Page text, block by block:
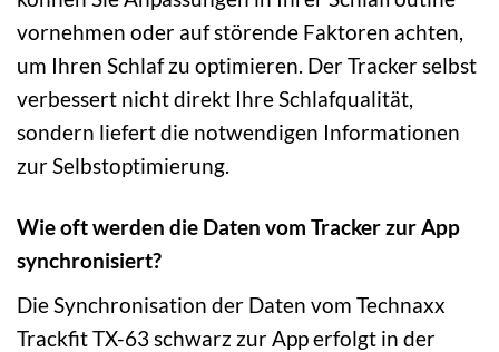
vornehmen oder auf störende Faktoren achten,
um Ihren Schlaf zu optimieren. Der Tracker selbst
verbessert nicht direkt Ihre Schlafqualität,
sondern liefert die notwendigen Informationen
zur Selbstoptimierung.
Wie oft werden die Daten vom Tracker zur App
synchronisiert?
Die Synchronisation der Daten vom Technaxx
Trackfit TX-63 schwarz zur App erfolgt in der